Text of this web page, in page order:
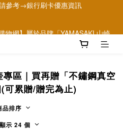
物網】屬於品牌「YAMASAKI 山崎
專區｜買再贈「不鏽鋼真空
可累贈/贈完為止)
品排序
示 24 個